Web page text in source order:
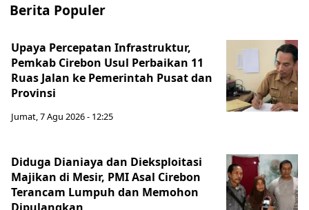
Berita Populer
Upaya Percepatan Infrastruktur,
Pemkab Cirebon Usul Perbaikan 11
Ruas Jalan ke Pemerintah Pusat dan
Provinsi
Jumat, 7 Agu 2026 - 12:25
Diduga Dianiaya dan Dieksploitasi
Majikan di Mesir, PMI Asal Cirebon
Terancam Lumpuh dan Memohon